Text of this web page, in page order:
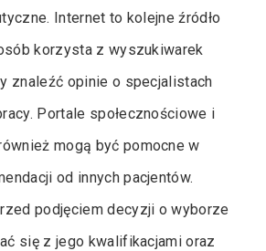
Internet to kolejne źródło
korzysta z wyszukiwarek
znaleźć opinie o specjalistach
Portale społecznościowe i
mogą być pomocne w
od innych pacjentów.
podjęciem decyzji o wyborze
się z jego kwalifikacjami oraz